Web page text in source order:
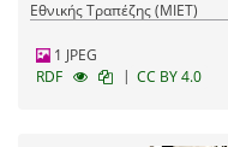
Εθνικής Τραπέζης (ΜΙΕΤ)
1 JPEG
RDF
| CC BY 4.0